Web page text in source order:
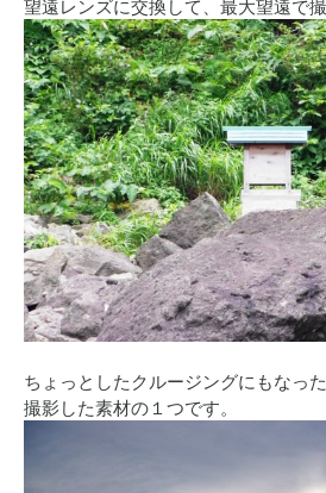
望遠レンズに交換して、最大望遠で
ちょっとしたクルージングにもなっ
撮影した素材の１つです。